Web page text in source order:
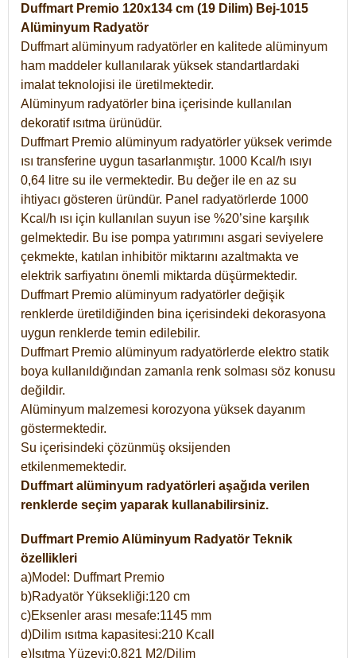
Duffmart Premio 120x134 cm (19 Dilim) Bej-1015
Alüminyum Radyatör
Duffmart alüminyum radyatörler en kalitede alüminyum
ham maddeler kullanılarak yüksek standartlardaki
imalat teknolojisi ile üretilmektedir.
Alüminyum radyatörler bina içerisinde kullanılan
dekoratif ısıtma ürünüdür.
Duffmart Premio alüminyum radyatörler yüksek verimde
ısı transferine uygun tasarlanmıştır. 1000 Kcal/h ısıyı
0,64 litre su ile vermektedir. Bu değer ile en az su
ihtiyacı gösteren üründür. Panel radyatörlerde 1000
Kcal/h ısı için kullanılan suyun ise %20’sine karşılık
gelmektedir. Bu ise pompa yatırımını asgari seviyelere
çekmekte, katılan inhibitör miktarını azaltmakta ve
elektrik sarfiyatını önemli miktarda düşürmektedir.
Duffmart Premio alüminyum radyatörler değişik
renklerde üretildiğinden bina içerisindeki dekorasyona
uygun renklerde temin edilebilir.
Duffmart Premio alüminyum radyatörlerde elektro statik
boya kullanıldığından zamanla renk solması söz konusu
değildir.
Alüminyum malzemesi korozyona yüksek dayanım
göstermektedir.
Su içerisindeki çözünmüş oksijenden
etkilenmemektedir.
Duffmart alüminyum radyatörleri aşağıda verilen
renklerde seçim yaparak kullanabilirsiniz.
Duffmart Premio Alüminyum Radyatör Teknik
özellikleri
a)Model: Duffmart Premio
b)Radyatör Yüksekliği:120 cm
c)Eksenler arası mesafe:1145 mm
d)Dilim ısıtma kapasitesi:210 Kcall
e)Isıtma Yüzeyi:0,821 M2/Dilim